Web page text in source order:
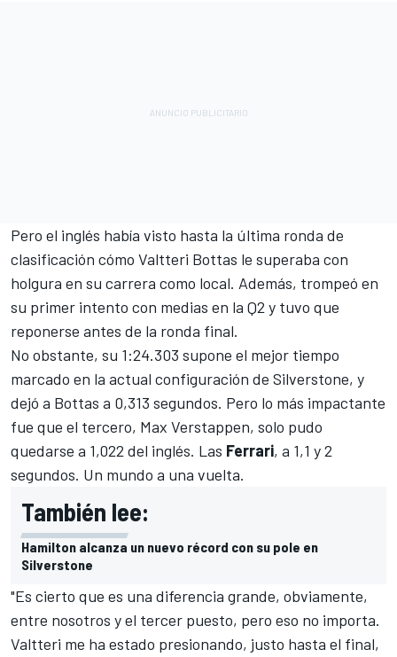
Pero el inglés había visto hasta la última ronda de
clasificación cómo Valtteri Bottas le superaba con
holgura en su carrera como local. Además, trompeó en
su primer intento con medias en la Q2 y tuvo que
reponerse antes de la ronda final.
No obstante, su 1:24.303 supone el mejor tiempo
marcado en la actual configuración de Silverstone, y
dejó a Bottas a 0,313 segundos. Pero lo más impactante
fue que el tercero, Max Verstappen, solo pudo
quedarse a 1,022 del inglés. Las Ferrari, a 1,1 y 2
segundos. Un mundo a una vuelta.
También lee:
Hamilton alcanza un nuevo récord con su pole en
Silverstone
"Es cierto que es una diferencia grande, obviamente,
entre nosotros y el tercer puesto, pero eso no importa.
Valtteri me ha estado presionando, justo hasta el final,